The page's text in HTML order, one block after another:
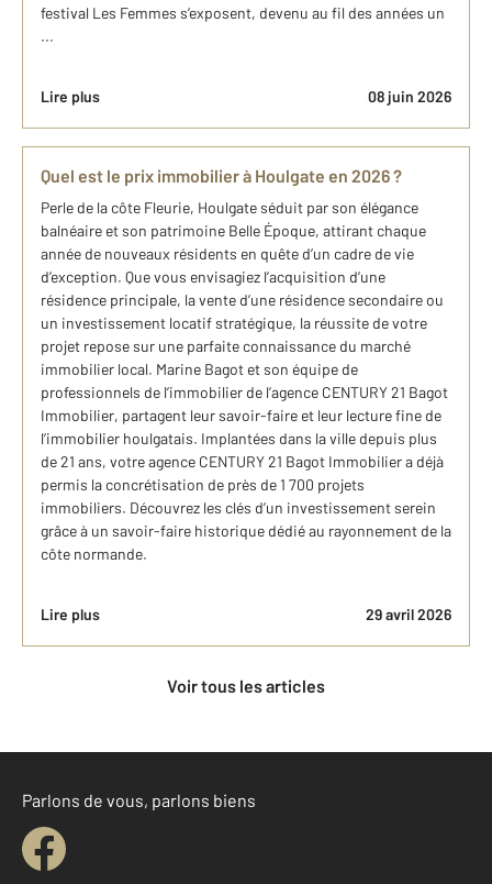
festival Les Femmes s’exposent, devenu au fil des années un
...
Lire plus 08 juin 2026
Quel est le prix immobilier à Houlgate en 2026 ?
Perle de la côte Fleurie, Houlgate séduit par son élégance
balnéaire et son patrimoine Belle Époque, attirant chaque
année de nouveaux résidents en quête d’un cadre de vie
d’exception. Que vous envisagiez l’acquisition d’une
résidence principale, la vente d’une résidence secondaire ou
un investissement locatif stratégique, la réussite de votre
projet repose sur une parfaite connaissance du marché
immobilier local. Marine Bagot et son équipe de
professionnels de l’immobilier de l’agence CENTURY 21 Bagot
Immobilier, partagent leur savoir-faire et leur lecture fine de
l’immobilier houlgatais. Implantées dans la ville depuis plus
de 21 ans, votre agence CENTURY 21 Bagot Immobilier a déjà
permis la concrétisation de près de 1 700 projets
immobiliers. Découvrez les clés d’un investissement serein
grâce à un savoir-faire historique dédié au rayonnement de la
côte normande.
Lire plus 29 avril 2026
Voir tous les articles
Parlons de vous, parlons biens